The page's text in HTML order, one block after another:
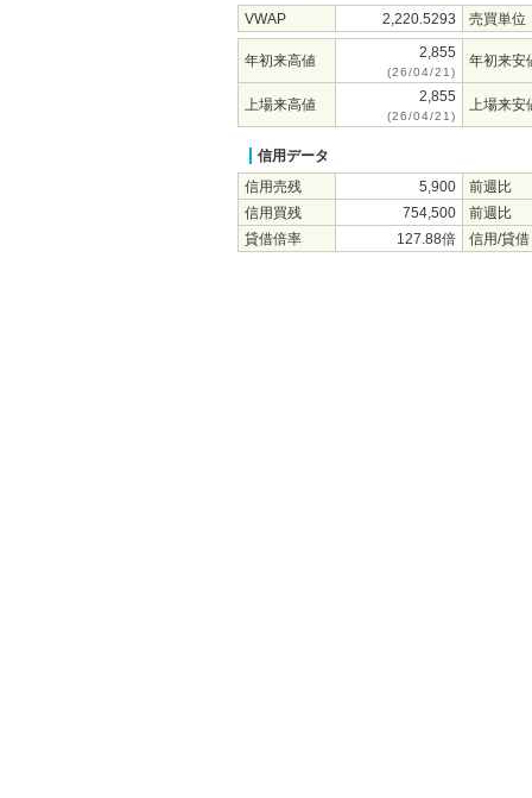
VWAP 2,220.5293 売買単位
年初来高値 2,855
(26/04/21)
年初来安
上場来高値 2,855
(26/04/21)
上場来安
信用データ
信用売残
5,900
前週比
信用買残
754,500
前週比
貸借倍率
127.88倍 信用/貸借